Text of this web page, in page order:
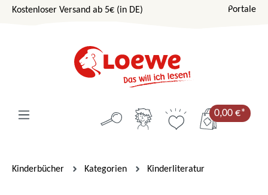
Zum Hauptinhalt springen
Kostenloser Versand ab 5€ (in DE) Portale
0,00 €*
Kinderbücher Kategorien Kinderliteratur